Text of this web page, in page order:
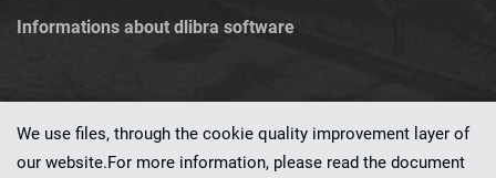
Informations about dlibra software
We use files, through the cookie quality improvement layer of
our website.For more information, please read the document